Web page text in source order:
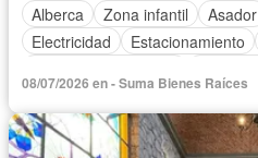
Alberca
Zona infantil Asador
Electricidad
Estacionamiento
Zonas verdes
08/07/2026 en - Suma Bienes Raíces